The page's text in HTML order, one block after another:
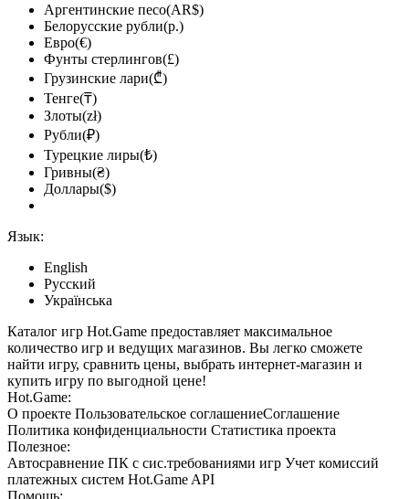
Аргентинские песо(AR$)
Белорусские рубли(р.)
Евро(€)
Фунты стерлингов(£)
Грузинские лари(₾)
Тенге(₸)
Злоты(zł)
Рубли(₽)
Турецкие лиры(₺)
Гривны(₴)
Доллары($)
Язык:
English
Русский
Українська
Каталог игр Hot.Game предоставляет максимальное
количество игр и ведущих магазинов. Вы легко сможете
найти игру, сравнить цены, выбрать интернет-магазин и
купить игру по выгодной цене!
Hot.Game:
О проекте Пользовательское соглашениеСоглашение
Политика конфиденциальности Статистика проекта
Полезное:
Автосравнение ПК с сис.требованиями игр Учет комиссий
платежных систем Hot.Game API
Помощь: